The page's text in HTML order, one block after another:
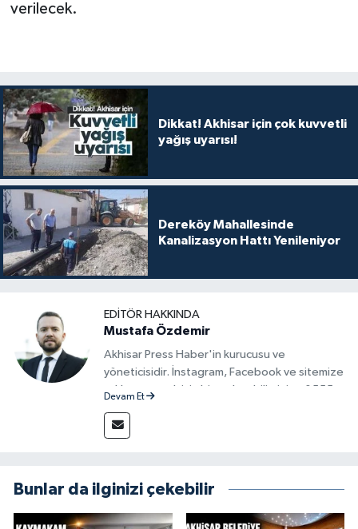
verilecek.
Dikkat! Akhisar için çok kuvvetli
yağış uyarısı!
Dereköy Mahallesinde
Kanalizasyon Hattı Yenileniyor
EDITÖR HAKKINDA
Mustafa Özdemir
Akhisar Press Haber'in kurucusu ve
yöneticisidir. İnstagram, Facebook ve sitemize
reklam vermek için bize ulaşabilirsiniz - 0555
Devam Et
Bunlar da ilginizi çekebilir